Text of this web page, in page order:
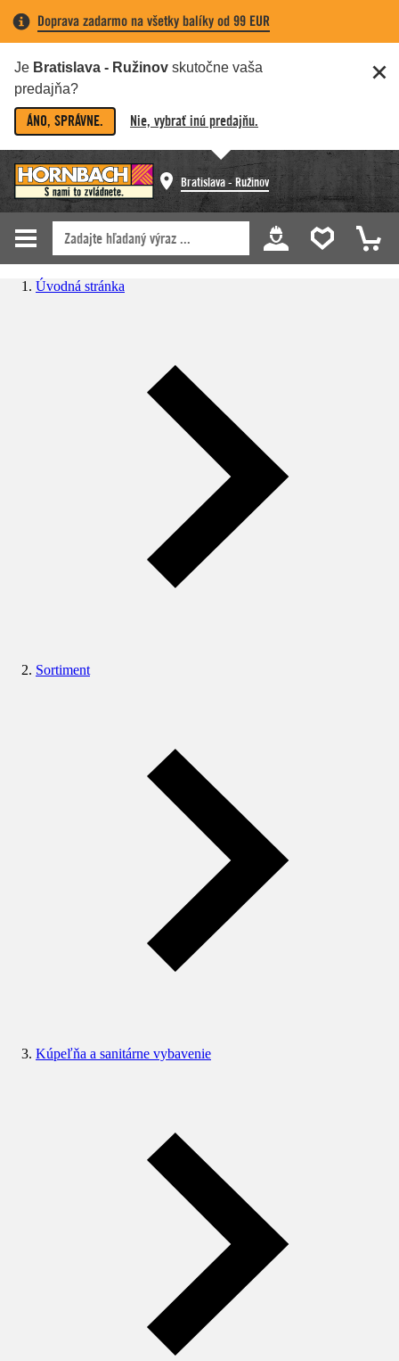
Doprava zadarmo na všetky balíky od 99 EUR
Je Bratislava - Ružinov skutočne vaša
predajňa?
ÁNO, SPRÁVNE. Nie, vybrať inú predajňu.
Bratislava - Ružinov
Úvodná stránka
Sortiment
Kúpeľňa a sanitárne vybavenie